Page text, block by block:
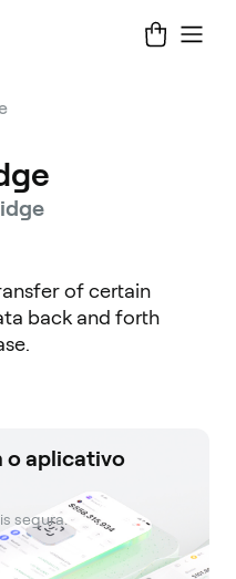
of certain
back and forth
o aplicativo
segura.